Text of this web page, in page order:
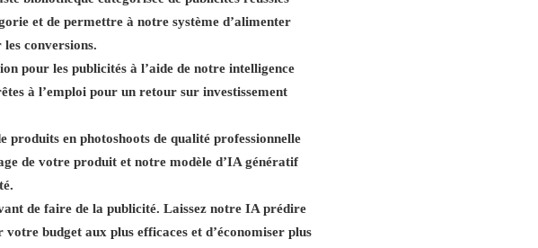
et de permettre à notre système d’alimenter
conversions.
pour les publicités à l’aide de notre intelligence
à l’emploi pour un retour sur investissement
produits en photoshoots de qualité professionnelle
de votre produit et notre modèle d’IA génératif
de faire de la publicité. Laissez notre IA prédire
budget aux plus efficaces et d’économiser plus